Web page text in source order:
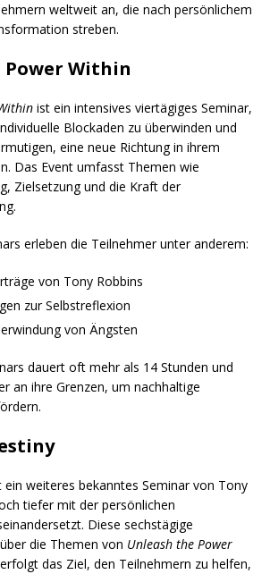
weltweit an, die nach persönlichem
streben.
Within
ist ein intensives viertägiges Seminar,
Blockaden zu überwinden und
eine neue Richtung in ihrem
Das Event umfasst Themen wie
Zielsetzung und die Kraft der
erleben die Teilnehmer unter anderem:
von Tony Robbins
zur Selbstreflexion
von Ängsten
dauert oft mehr als 14 Stunden und
an ihre Grenzen, um nachhaltige
weiteres bekanntes Seminar von Tony
tiefer mit der persönlichen
Diese sechstägige
die Themen von Unleash the Power
das Ziel, den Teilnehmern zu helfen,